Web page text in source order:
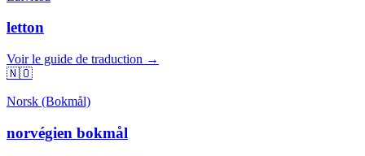
letton
Voir le guide de traduction →
🇳🇴
Norsk (Bokmål)
norvégien bokmål